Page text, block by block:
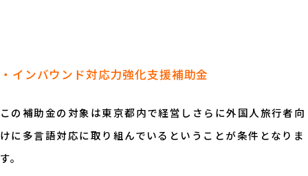
・インバウンド対応力強化支援補助金
この補助金の対象は東京都内で経営しさらに外国人旅行者向
けに多言語対応に取り組んでいるということが条件となりま
す。